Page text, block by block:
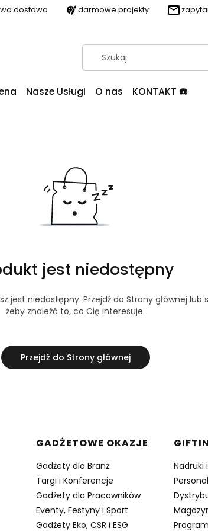
dostawa darmowe projekty
Nasze Usługi O nas KONTAKT ☎️
jest niedostępny
jest niedostępny. Przejdź do Strony głównej lub
żeby znaleźć to, co Cię interesuje.
Przejdź do Strony głównej
GADŻETOWE OKAZJE
Gadżety dla Branż
Targi i Konferencje
Gadżety dla Pracowników
Eventy, Festyny i Sport
Gadżety Eko, CSR i ESG
Nadruki